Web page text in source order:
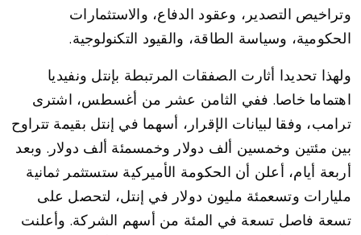
وتراخيص التصدير، وعقود الدفاع، والاستثمارات
الحكومية، وسياسة الطاقة، والقيود التكنولوجية.
ولهذا تحديدا أثارت الصفقات المرتبطة بإنتل ونفيديا
اهتماما خاصا. ففي الثامن عشر من أغسطس، اشترى
ترامب، وفقا لبيانات الإقرار، أسهما في إنتل بقيمة تتراوح
بين مئتين وخمسين ألف دولار وخمسمئة ألف دولار. وبعد
أربعة أيام، أعلن أن الحكومة الأميركية ستستثمر ثمانية
مليارات وتسعمئة مليون دولار في إنتل، لتحصل على
تسعة فاصل تسعة في المئة من أسهم الشركة. وأعلنت